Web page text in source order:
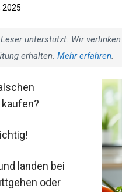
2025
unterstützt. Wir
erhalten. Mehr erfahren.
landen bei
oder